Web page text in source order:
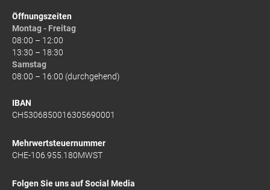
Öffnungszeiten
Montag - Freitag
08:00 – 12:00
13:30 – 18:30
Samstag
08:00 – 16:00 (durchgehend)
IBAN
CH5306850016305690001
Mehrwertsteuernummer
CHE-106.955.180MWST
Folgen Sie uns auf Social Media